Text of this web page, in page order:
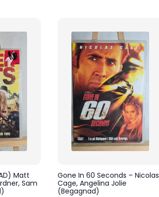
Matt
Sam
Gone In 60 Seconds – Nicolas
Cage, Angelina Jolie
(Begagnad)